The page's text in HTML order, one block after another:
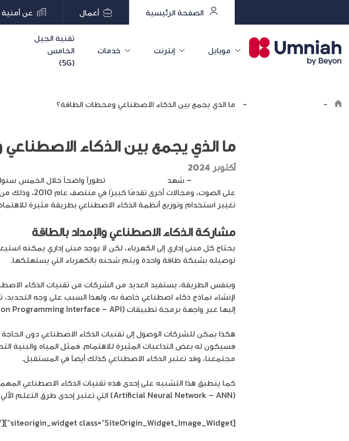
الصفحة الرئيسية أعمال عن أمنية
موبايل إنترنت خدمات
تقنية الجيل
الخامس
(5G)
-
- ما الذي يجمع بين الذكاء الاصطناعي ومحطات الطاقة؟
ما الذي يجمع بين الذكاء
أكتوبر 2024
– شهد
تطوراً واضحاً خلال الخمس
على الصوت،
تغيير استخدام وتوزيع أنظمة الذكاء الاصطناعي بطريقة مثيرة
مشاركة الذكاء الاصطناعي والإمداد بالطاقة
يحتاج كل مبنى إداري إلى الكهرباء، لكن لا يوجد مبنى إداري يمكنه
توصيله بشبكة طاقة واحدة ويتم شحنه بالكهرباء التي يستهلكها.
وبنفس الطريقة، يستفيد العديد من الشركات من تقنيات الذكاء
لإنشاء نماذج ذكاء اصطناعي خاصة به، ولهذا السبب على وجه
إليها عبر واجهة برمجة تطبيقات (Application Programming Interface – API) بسيطة.
هكذا يمكن للشركات الوصول إلى تقنيات الذكاء الاصطناعي دون الحاجة
فسيكون له بعض التداعيات المثيرة للاهتمام. فمثل المياه والبنية
مجتمعنا، وقد نعتبر الذكاء الاصطناعي كذلك أيضاً في المستقبل.
كما ينطبق هذا التشبيه على إحدى هذه تقنيات الذكاء الاصطناعي
(Artificial Neural Network – ANN) التي تعتبر إحدى طرق التعلم الآلي لمعالجة البيانات، وهي مستوحاة من الدماغ البشري.
[siteorigin_widget class=”SiteOrigin_Widget_Image_Widget”]